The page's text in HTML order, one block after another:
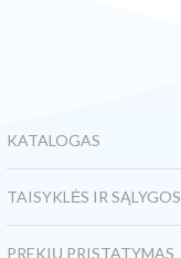
KATALOGAS
TAISYKLĖS IR SĄLYGOS
PREKIŲ PRISTATYMAS